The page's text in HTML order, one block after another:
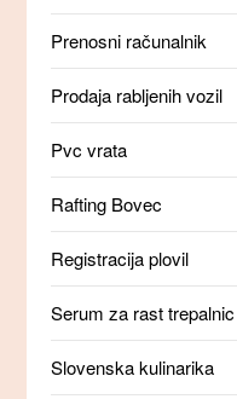
Prenosni računalnik
Prodaja rabljenih vozil
Pvc vrata
Rafting Bovec
Registracija plovil
Serum za rast trepalnic
Slovenska kulinarika